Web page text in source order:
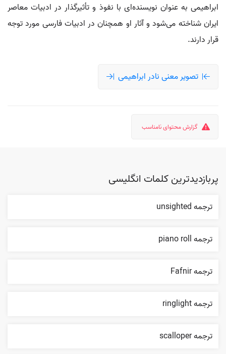
ابراهیمی به عنوان نویسنده‌ای با نفوذ و تأثیرگذار در ادبیات معاصر
ایران شناخته می‌شود و آثار او همچنان در ادبیات فارسی مورد توجه
قرار دارند.
تصویر معنی نادر ابراهیمی
گزارش محتوای نامناسب
پربازدیدترین کلمات انگلیسی
ترجمه unsighted
ترجمه piano roll
ترجمه Fafnir
ترجمه ringlight
ترجمه scalloper